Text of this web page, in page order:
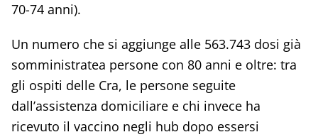
70-74 anni).
Un numero che si aggiunge alle 563.743 dosi già
somministratea persone con 80 anni e oltre: tra
gli ospiti delle Cra, le persone seguite
dall’assistenza domiciliare e chi invece ha
ricevuto il vaccino negli hub dopo essersi